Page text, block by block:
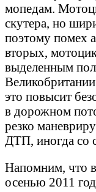
мопедам.
скутера, но
поэтому помех
вторых,
выделенным
это повысит
в дорожном
резко
ДТП, иногда со
Напомним, что
осенью 2011